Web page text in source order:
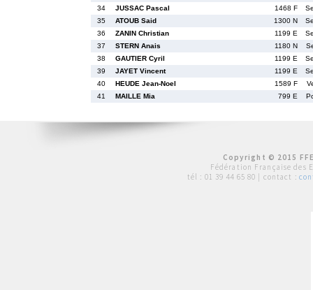
34
JUSSAC Pascal 1468 F
35
ATOUB Said 1300 N
36
ZANIN Christian 1199 E
37
STERN Anais 1180 N
38
GAUTIER Cyril 1199 E
39
JAYET Vincent 1199 E
40
HEUDE Jean-Noel 1589 F
41
MAILLE Mia 799 E
Copyright © 2015
Fédération Française des
tél : 01 39 44 65 80 | contact :